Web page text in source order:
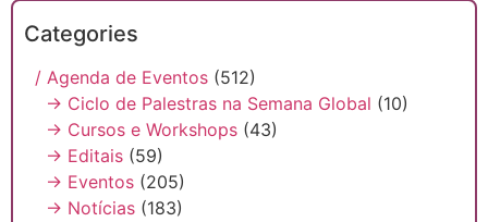
Categories
/ Agenda de Eventos (512)
→ Ciclo de Palestras na Semana Global (10)
→ Cursos e Workshops (43)
→ Editais (59)
→ Eventos (205)
→ Notícias (183)